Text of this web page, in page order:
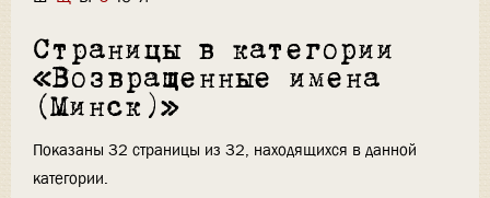
Страницы в категории
«Возвращенные имена
(Минск)»
Показаны 32 страницы из 32, находящихся в данной
категории.